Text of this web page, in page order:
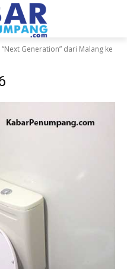
Generation” dari Malang ke